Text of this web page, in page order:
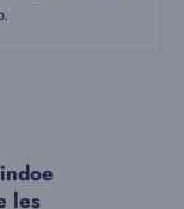
les